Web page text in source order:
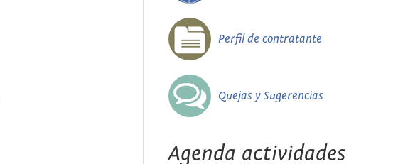
Perfil de contratante
Quejas y Sugerencias
Agenda actividades